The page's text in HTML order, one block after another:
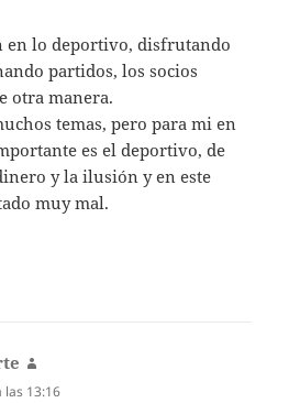
en lo deportivo, disfrutando
partidos, los socios
otra manera.
temas, pero para mi en
es el deportivo, de
y la ilusión y en este
muy mal.
las 13:16